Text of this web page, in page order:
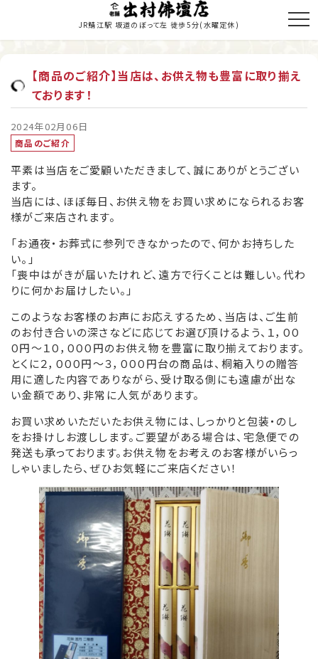
JR鯖江駅 坂道のぼって左 徒歩5分(水曜定休)
トップページ
商品のご紹介
寺院施工
当店の歩み
職人紹介
新着情報・納入履歴
お問い合わせ・お見積り
リンク集
お役立ち情報
【商品のご紹介】当店は、お供え物も豊富に取り揃え
ております！
2024年02月06日
商品のご紹介
平素は当店をご愛顧いただきまして、誠にありがとうござい
ます。
当店には、ほぼ毎日、お供え物をお買い求めになられるお客
様がご来店されます。
「お通夜・お葬式に参列できなかったので、何かお持ちした
い。」
「喪中はがきが届いたけれど、遠方で行くことは難しい。代わ
りに何かお届けしたい。」
このようなお客様のお声にお応えするため、当店は、ご生前
のお付き合いの深さなどに応じてお選び頂けるよう、１，００
０円～１０，０００円のお供え物を豊富に取り揃えております。
とくに２，０００円～３，０００円台の商品は、桐箱入りの贈答
用に適した内容でありながら、受け取る側にも遠慮が出な
い金額であり、非常に人気があります。
お買い求めいただいたお供え物には、しっかりと包装・のし
をお掛けしお渡しします。ご要望がある場合は、宅急便での
発送も承っております。お供え物をお考えのお客様がいらっ
しゃいましたら、ぜひお気軽にご来店ください！